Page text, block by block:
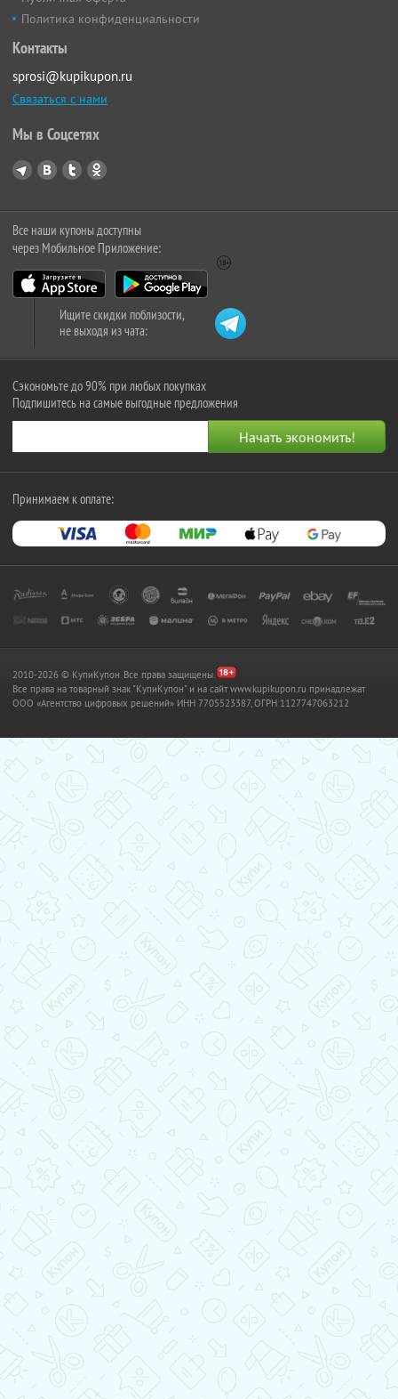
Политика конфиденциальности
Контакты
sprosi@kupikupon.ru
Связаться с нами
Мы в Соцсетях
Все наши купоны доступны
через Мобильное Приложение:
Ищите скидки поблизости,
не выходя из чата:
Сэкономьте до 90% при любых покупках
Подпишитесь на самые выгодные предложения
Принимаем к оплате:
2010-2026 © КупиКупон. Все права защищены.
Все права на товарный знак "КупиКупон" и на сайт www.kupikupon.ru принадлежат
OOO «Агентство цифровых решений» ИНН 7705523387, ОГРН 1127747063212